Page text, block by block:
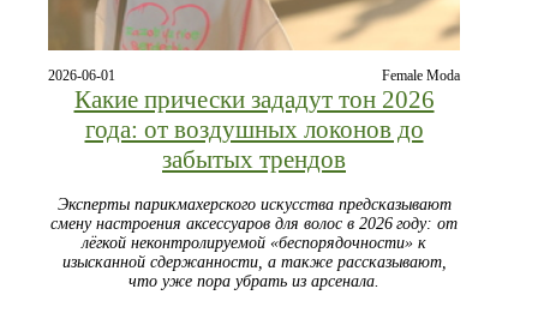
2026-06-01 Female Moda
Какие прически зададут тон 2026
года: от воздушных локонов до
забытых трендов
Эксперты парикмахерского искусства предсказывают
смену настроения аксессуаров для волос в 2026 году: от
лёгкой неконтролируемой «беспорядочности» к
изысканной сдержанности, а также рассказывают,
что уже пора убрать из арсенала.